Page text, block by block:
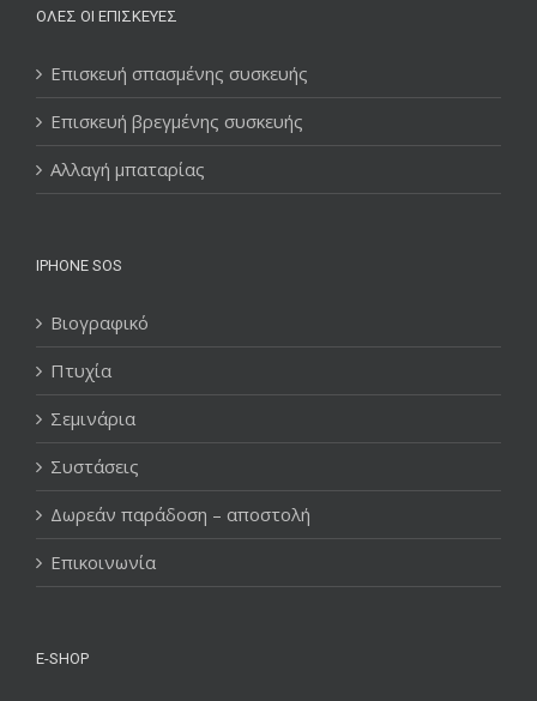
ΌΛΕΣ ΟΙ ΕΠΙΣΚΕΥΈΣ
Επισκευή σπασμένης συσκευής
Επισκευή βρεγμένης συσκευής
Αλλαγή μπαταρίας
IPHONE SOS
Βιογραφικό
Πτυχία
Σεμινάρια
Συστάσεις
Δωρεάν παράδοση – αποστολή
Επικοινωνία
E-SHOP